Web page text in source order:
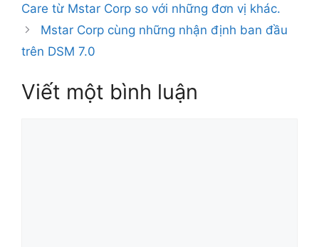
Care từ Mstar Corp so với những đơn vị khác.
Mstar Corp cùng những nhận định ban đầu
trên DSM 7.0
Viết một bình luận